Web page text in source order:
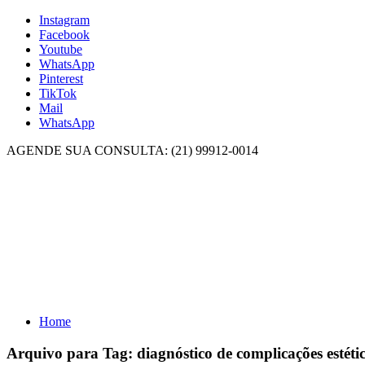
Instagram
Facebook
Youtube
WhatsApp
Pinterest
TikTok
Mail
WhatsApp
AGENDE SUA CONSULTA: (21) 99912-0014
Home
Arquivo para Tag: diagnóstico de complicações